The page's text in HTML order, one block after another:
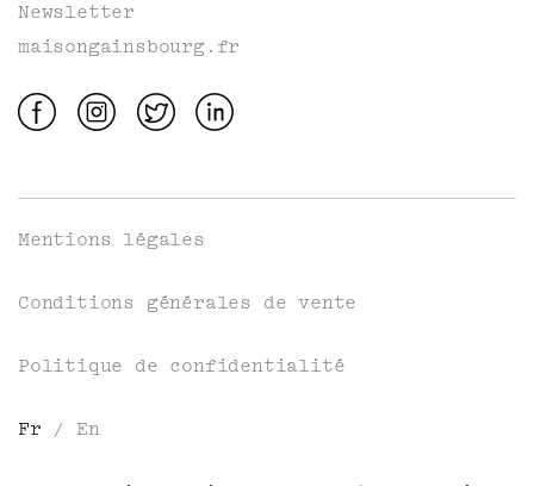
Newsletter
maisongainsbourg.fr
Mentions légales
Conditions générales de vente
Politique de confidentialité
Fr / En